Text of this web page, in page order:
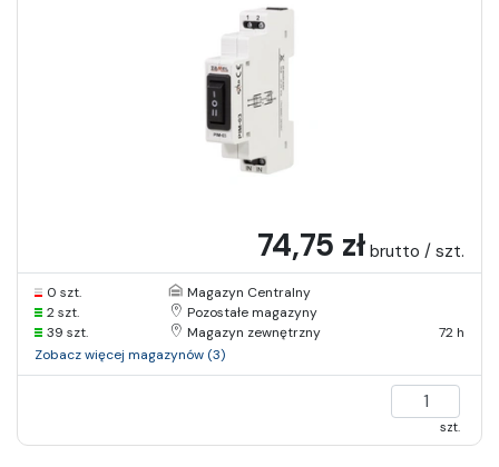
74,75 zł brutto / szt.
0 szt.
Magazyn Centralny
2 szt.
Pozostałe magazyny
39 szt.
Magazyn zewnętrzny
72 h
Zobacz więcej magazynów (3)
szt.